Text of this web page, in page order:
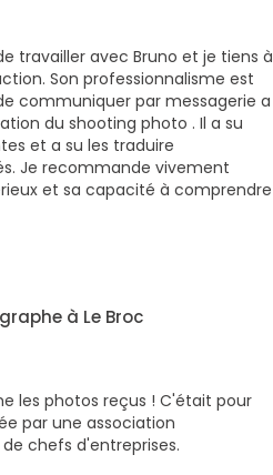
travailler avec Bruno et je tiens à
Son professionnalisme est
communiquer par messagerie a
du shooting photo . Il a su
et a su les traduire
Je recommande vivement
et sa capacité à comprendre
à Le Broc
les photos reçus ! C'était pour
par une association
chefs d'entreprises.